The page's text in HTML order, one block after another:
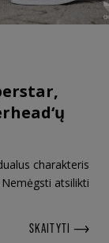
charakteris
atsilikti
SKAITYTI